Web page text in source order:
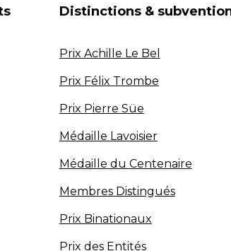
Distinctions &
Prix Achille Le Bel
Prix Félix Trombe
Prix Pierre Süe
Médaille Lavoisier
Médaille du Centenaire
Membres Distingués
Prix Binationaux
Prix des Entités